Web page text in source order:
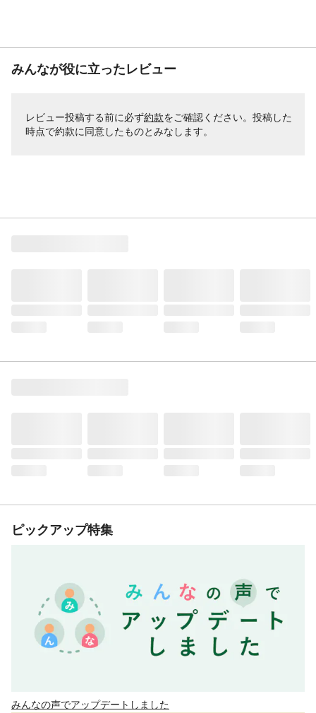
みんなが役に立ったレビュー
レビュー投稿する前に必ず約款をご確認ください。投稿した
時点で約款に同意したものとみなします。
ピックアップ特集
みんなの声でアップデートしました